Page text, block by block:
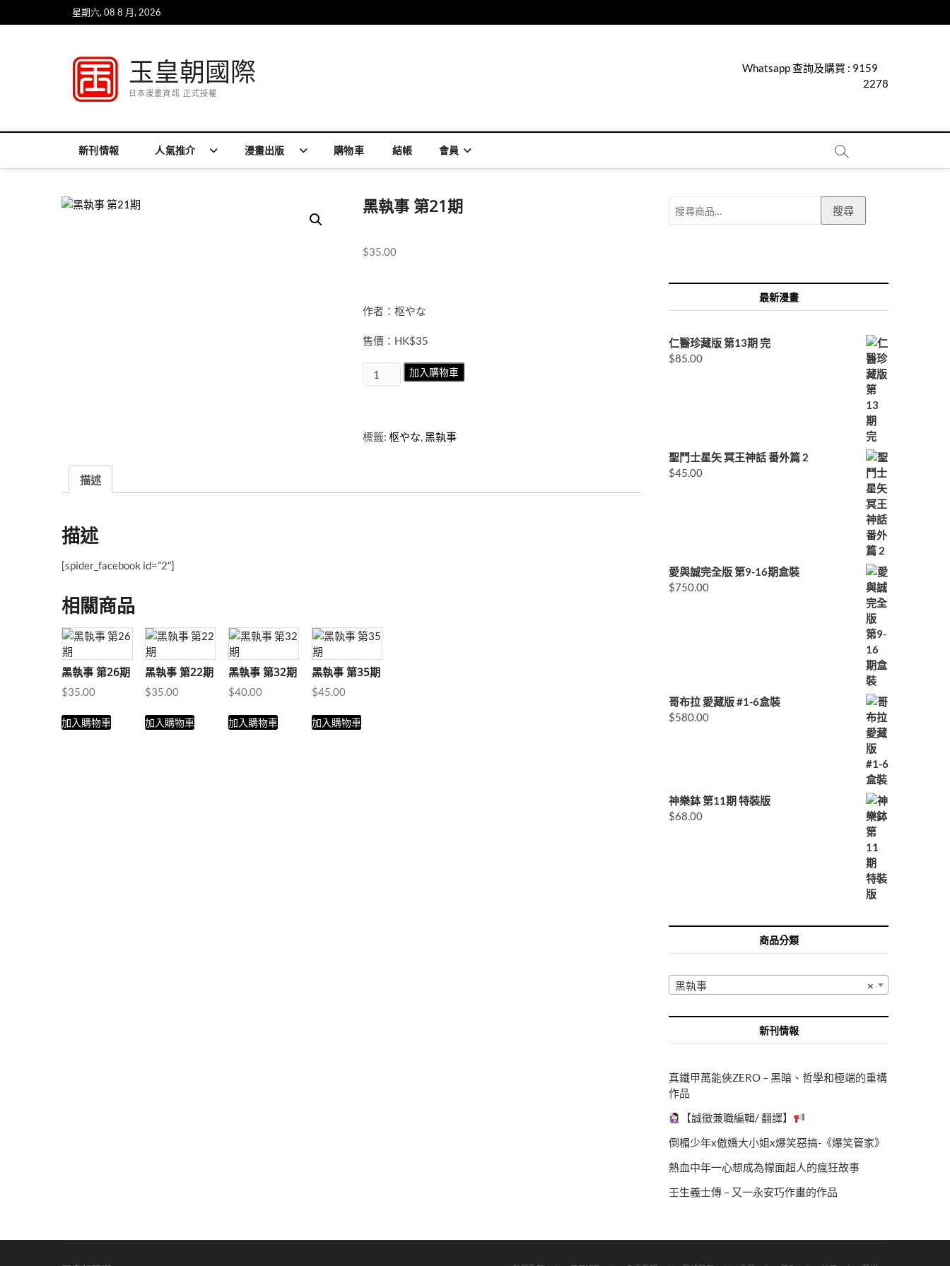
to
星期六, 08 8 月, 2026
玉皇朝國際
日本漫畫資訊 正式授權
Whatsapp 查詢及購買 : 9159
2278
新刊情報 人氣推介 漫畫出版 購物車 結帳 會員
黑執事 第21期
$35.00
作者：枢やな
售價：HK$35
執
21
加入購物車
標籤: 枢やな,黑執事
描述
描述
[spider_facebook id=”2″]
相關商品
黑執事 第26期
$35.00
加入購物車
黑執事 第22期
$35.00
加入購物車
黑執事 第32期
$40.00
加入購物車
黑執事 第35期
$45.00
加入購物車
搜尋
最新漫畫
仁醫珍藏版 第13期 完
$85.00
聖鬥士星矢 冥王神話 番外篇 2
$45.00
愛與誠完全版 第9-16期盒裝
$750.00
哥布拉 愛藏版 #1-6盒裝
$580.00
神樂鉢 第11期 特裝版
$68.00
商品分類
×
黑執事
新刊情報
真鐵甲萬能俠ZERO – 黑暗、哲學和極端的重構
作品
【誠徵兼職編輯/ 翻譯】
倒楣少年x傲嬌大小姐x爆笑惡搞-《爆笑管家》
熱血中年一心想成為幪面超人的瘋狂故事
壬生義士傳 – 又一永安巧作畫的作品